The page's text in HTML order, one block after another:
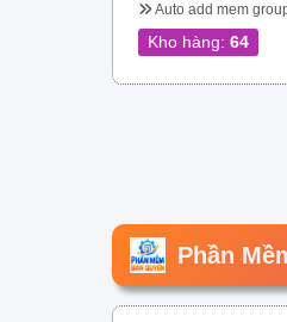
Auto add mem group
Kho hàng: 64
Phần